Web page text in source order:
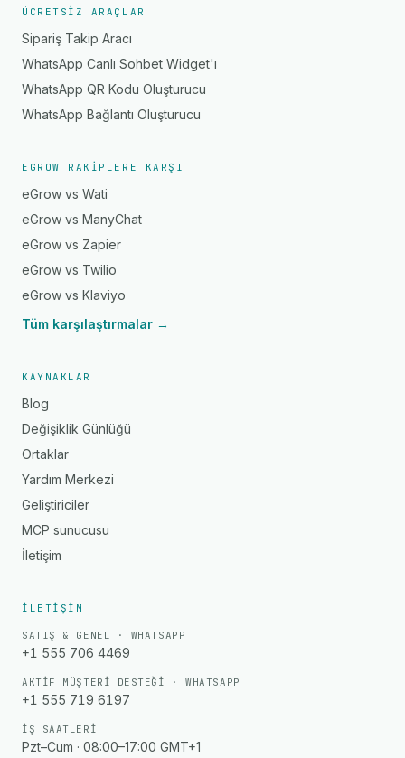
ÜCRETSIZ ARAÇLAR
Sipariş Takip Aracı
WhatsApp Canlı Sohbet Widget'ı
WhatsApp QR Kodu Oluşturucu
WhatsApp Bağlantı Oluşturucu
EGROW RAKIPLERE KARŞI
eGrow vs Wati
eGrow vs ManyChat
eGrow vs Zapier
eGrow vs Twilio
eGrow vs Klaviyo
Tüm karşılaştırmalar →
KAYNAKLAR
Blog
Değişiklik Günlüğü
Ortaklar
Yardım Merkezi
Geliştiriciler
MCP sunucusu
İletişim
İLETIŞIM
SATIŞ & GENEL · WHATSAPP
+1 555 706 4469
AKTIF MÜŞTERI DESTEĞI · WHATSAPP
+1 555 719 6197
İŞ SAATLERI
Pzt–Cum · 08:00–17:00 GMT+1